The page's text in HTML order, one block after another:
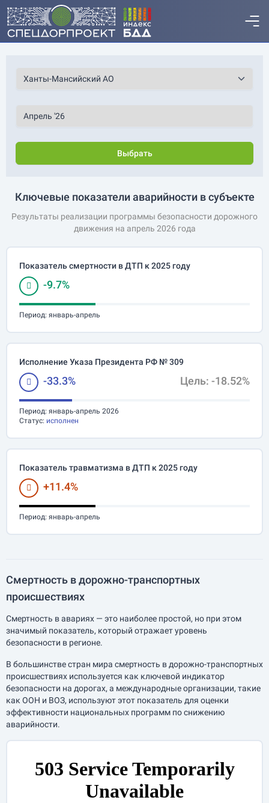
Выбрать
Ключевые показатели аварийности в субъекте
Результаты реализации программы безопасности дорожного
движения на апрель 2026 года
Показатель смертности в ДТП к 2025 году
-9.7%
Период: январь-апрель
Исполнение Указа Президента РФ № 309
-33.3% Цель: -18.52%
Период: январь-апрель 2026
Статус: исполнен
Показатель травматизма в ДТП к 2025 году
+11.4%
Период: январь-апрель
Смертность в дорожно-транспортных
происшествиях
Смертность в авариях — это наиболее простой, но при этом
значимый показатель, который отражает уровень
безопасности в регионе.
В большинстве стран мира смертность в дорожно-транспортных
происшествиях используется как ключевой индикатор
безопасности на дорогах, а международные организации, такие
как ООН и ВОЗ, используют этот показатель для оценки
эффективности национальных программ по снижению
аварийности.